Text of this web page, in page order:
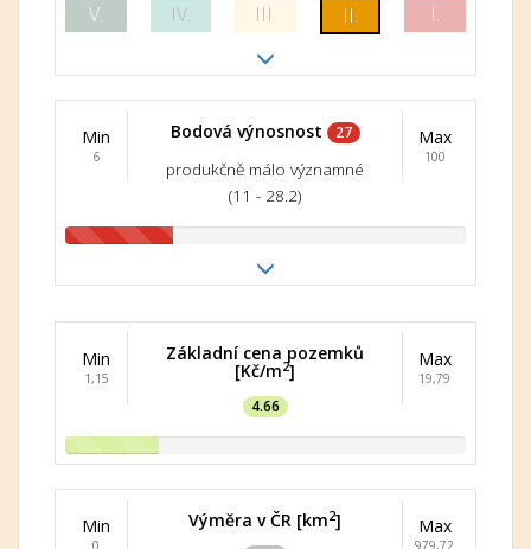
V. IV. III. II. I.
Min
6
Bodová výnosnost 27
produkčně málo významné
(11 - 28.2)
Max
100
Min
1,15
Základní cena pozemků
[Kč/m2]
4.66
Max
19,79
Min
0
Výměra v ČR [km2] Max
979,72